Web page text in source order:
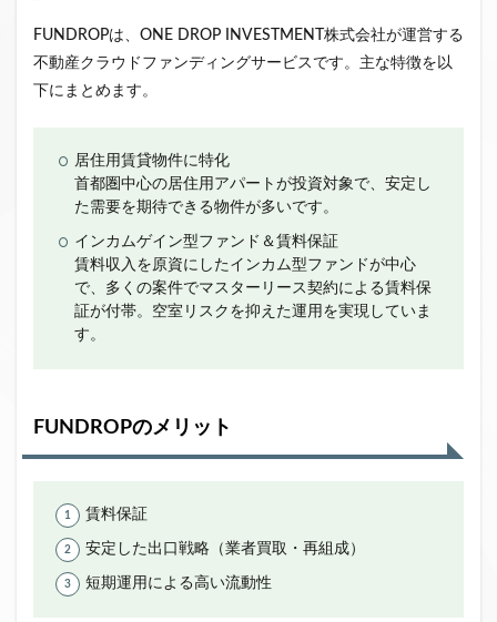
FUNDROPは、ONE DROP INVESTMENT株式会社が運営する
不動産クラウドファンディングサービスです。主な特徴を以
下にまとめます。
居住用賃貸物件に特化
首都圏中心の居住用アパートが投資対象で、安定し
た需要を期待できる物件が多いです。
インカムゲイン型ファンド＆賃料保証
賃料収入を原資にしたインカム型ファンドが中心
で、多くの案件でマスターリース契約による賃料保
証が付帯。空室リスクを抑えた運用を実現していま
す。
FUNDROPのメリット
賃料保証
安定した出口戦略（業者買取・再組成）
短期運用による高い流動性